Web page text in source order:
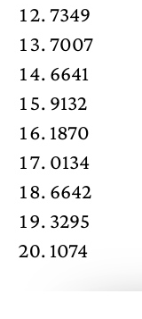
7349
7007
6641
9132
1870
0134
6642
3295
1074